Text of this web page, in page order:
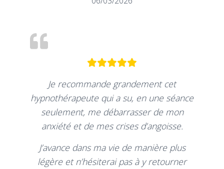
Je recommande grandement cet
hypnothérapeute qui a su, en une séance
seulement, me débarrasser de mon
anxiété et de mes crises d’angoisse.
J’avance dans ma vie de manière plus
légère et n’hésiterai pas à y retourner